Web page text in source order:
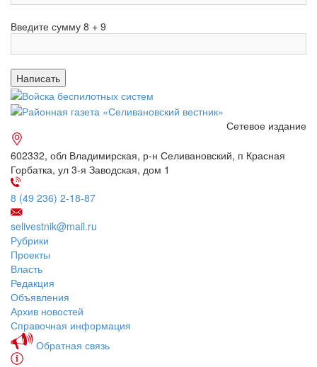
Введите сумму 8 + 9
Сетевое издание
602332, обл Владимирская, р-н Селивановский, п Красная
Горбатка, ул 3-я Заводская, дом 1
8 (49 236) 2-18-87
selivestnik@mail.ru
Рубрики
Проекты
Власть
Редакция
Объявления
Архив новостей
Справочная информация
Обратная связь